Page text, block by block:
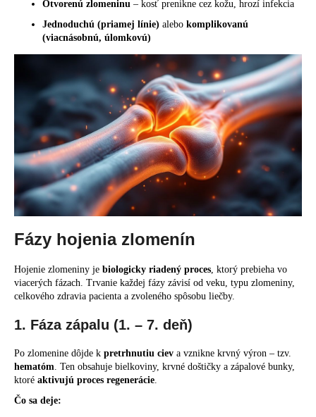
Otvorenú zlomeninu – kosť prenikne cez kožu, hrozí infekcia
Jednoduchú (priamej línie) alebo komplikovanú
(viacnásobnú, úlomkovú)
Fázy hojenia zlomenín
Hojenie zlomeniny je biologicky riadený proces , ktorý prebieha vo
viacerých fázach. Trvanie každej fázy závisí od veku, typu zlomeniny,
celkového zdravia pacienta a zvoleného spôsobu liečby.
1. Fáza zápalu (1. – 7. deň)
Po zlomenine dôjde k pretrhnutiu ciev a vznikne krvný výron – tzv.
hematóm . Ten obsahuje bielkoviny, krvné doštičky a zápalové bunky,
ktoré aktivujú proces regenerácie
Čo sa deje: